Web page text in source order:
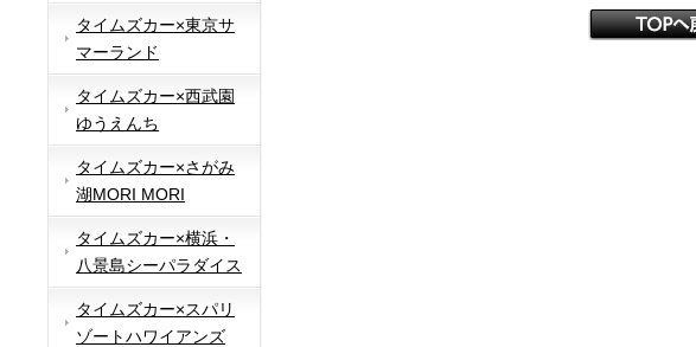
タイムズカー×東京サ
マーランド
タイムズカー×西武園
ゆうえんち
タイムズカー×さがみ
湖MORI MORI
タイムズカー×横浜・
八景島シーパラダイス
タイムズカー×スパリ
ゾートハワイアンズ